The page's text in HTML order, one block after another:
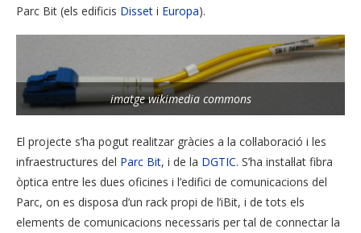
Parc Bit (els edificis Disset i Europa).
imatge wikimedia commons
El projecte s’ha pogut realitzar gràcies a la col·laboració i les
infraestructures del Parc Bit, i de la DGTIC. S’ha instal·lat fibra
òptica entre les dues oficines i l’edifici de comunicacions del
Parc, on es disposa d’un rack propi de l’iBit, i de tots els
elements de comunicacions necessaris per tal de connectar la